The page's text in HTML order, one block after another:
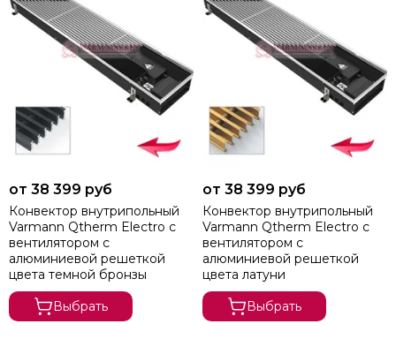
от 38 399 руб
Конвектор внутрипольный
Varmann Qtherm Electro с
вентилятором c
алюминиевой решеткой
цвета темной бронзы
Выбрать
от 38 399 руб
Конвектор внутрипольный
Varmann Qtherm Electro с
вентилятором c
алюминиевой решеткой
цвета латуни
Выбрать